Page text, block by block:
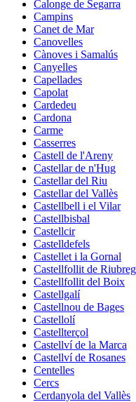
Calonge de Segarra
Campins
Canet de Mar
Canovelles
Cànoves i Samalús
Canyelles
Capellades
Capolat
Cardedeu
Cardona
Carme
Casserres
Castell de l'Areny
Castellar de n'Hug
Castellar del Riu
Castellar del Vallès
Castellbell i el Vilar
Castellbisbal
Castellcir
Castelldefels
Castellet i la Gornal
Castellfollit de
Castellfollit del Boix
Castellgalí
Castellnou de Bages
Castellolí
Castellterçol
Castellví de la Marca
Castellví de Rosanes
Centelles
Cercs
Cerdanyola del Vallès